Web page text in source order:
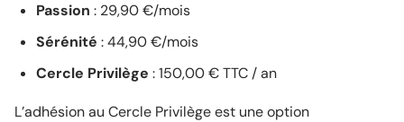
Passion : 29,90 €/mois
Sérénité : 44,90 €/mois
Cercle Privilège : 150,00 € TTC / an
L’adhésion au Cercle Privilège est une option